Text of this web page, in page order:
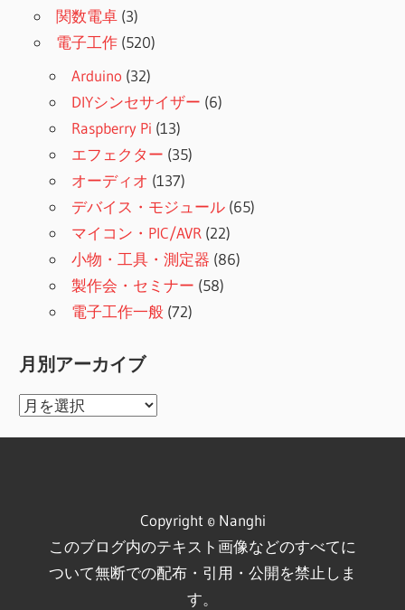
関数電卓 (3)
電子工作 (520)
Arduino (32)
DIYシンセサイザー (6)
Raspberry Pi (13)
エフェクター (35)
オーディオ (137)
デバイス・モジュール (65)
マイコン・PIC/AVR (22)
小物・工具・測定器 (86)
製作会・セミナー (58)
電子工作一般 (72)
月別アーカイブ
月
Copyright © Nanghi
このブログ内のテキスト画像などのすべてに
ついて無断での配布・引用・公開を禁止しま
す。